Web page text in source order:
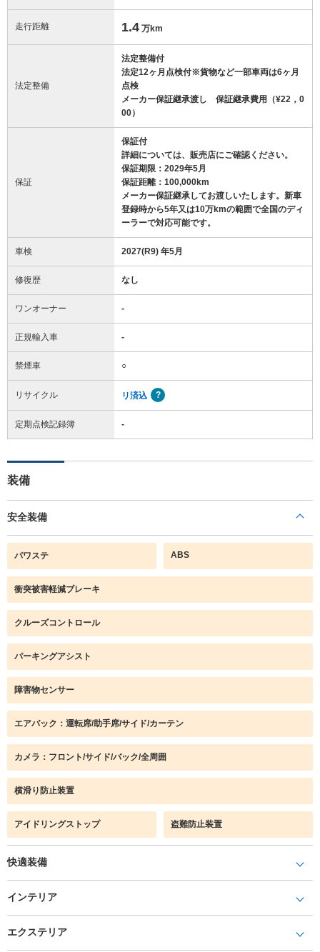
走行距離 1.4 万km
法定整備
法定整備付
法定12ヶ月点検付※貨物など一部車両は6ヶ月
点検
メーカー保証継承渡し 保証継承費用（¥22，0
00）
保証
保証付
詳細については、販売店にご確認ください。
保証期限：2029年5月
保証距離：100,000km
メーカー保証継承してお渡しいたします。新車
登録時から5年又は10万kmの範囲で全国のディ
ーラーで対応可能です。
車検 2027(R9) 年5月
修復歴 なし
ワンオーナー -
正規輸入車 -
禁煙車 ○
リサイクル リ済込
定期点検記録簿 -
装備
安全装備
パワステ ABS
衝突被害軽減ブレーキ
クルーズコントロール
パーキングアシスト
障害物センサー
エアバック：運転席/助手席/サイド/カーテン
カメラ：フロント/サイド/バック/全周囲
横滑り防止装置
アイドリングストップ 盗難防止装置
快適装備
インテリア
エクステリア